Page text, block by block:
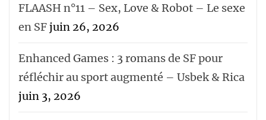
FLAASH n°11 – Sex, Love & Robot – Le sexe
en SFjuin 26, 2026
Enhanced Games : 3 romans de SF pour
réfléchir au sport augmenté – Usbek & Rica
juin 3, 2026